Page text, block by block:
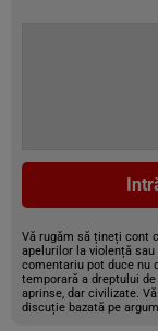
Vă rugăm să țineți cont
apelurilor la violență
comentariu pot duce nu
temporară a dreptului
aprinse, dar civilizate.
discuție bazată pe